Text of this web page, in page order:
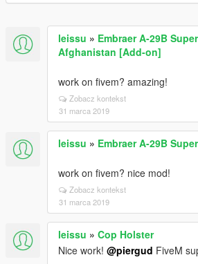
leissu » Embraer A-29B
Afghanistan [Add-on]
work on fivem? amazing!
Zobacz kontekst
31 marca 2019
leissu » Embraer A-29B
work on fivem? nice mod!
Zobacz kontekst
31 marca 2019
leissu » Cop Holster
Nice work! @piergud FiveM